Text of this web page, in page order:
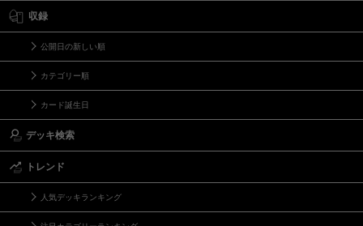
収録
公開日の新しい順
カテゴリー順
カード誕生日
デッキ検索
トレンド
人気デッキランキング